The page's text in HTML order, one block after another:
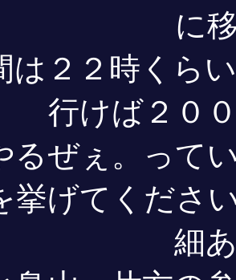
に
は２２時くら
行けば２０
るぜぇ。って
挙げてくださ
細